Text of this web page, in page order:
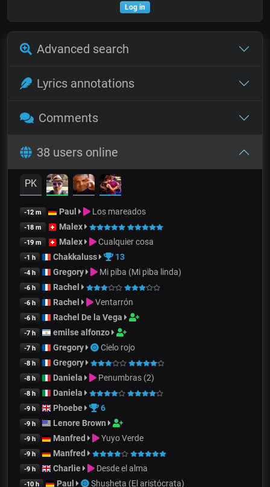
Log in
Advanced search
Lyrics annotations
Comments
38 users online
PK
-12 m Paul Los mareados
-18 m Malex
-19 m Malex Cualquier cosa
-1 h Chakkaluss 13
-4 h Gregory Mi piba (Mi piba linda)
-6 h Rachel
-6 h Rachel Ventarrón
-6 h Rachel De la Vega
-7 h emilse alfonzo
-7 h Gregory Cielo rojo
-8 h Gregory
-8 h Daniela Penumbras (2)
-8 h Daniela
-9 h Phoebe 6
-9 h Lenore Brown
-9 h Manfred Yuyo Verde
-9 h Manfred
-9 h Charlie Desde el alma
-10 h Paul Shusheta (El aristócrata)